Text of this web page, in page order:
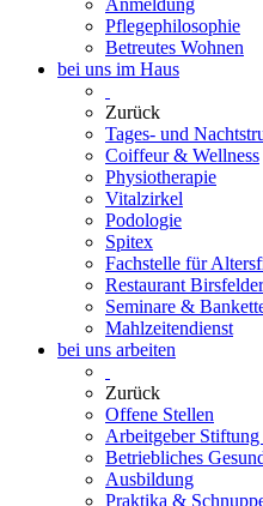
Anmeldung
Pflegephilosophie
Betreutes Wohnen
bei uns im Haus
Zurück
Tages- und
Coiffeur & Wellness
Physiotherapie
Vitalzirkel
Podologie
Spitex
Fachstelle für
Restaurant
Seminare &
Mahlzeitendienst
bei uns arbeiten
Zurück
Offene Stellen
Arbeitgeber
Betriebliches
Ausbildung
Praktika &